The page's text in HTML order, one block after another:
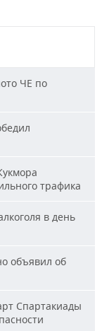
ЧЕ по
трафика
в день
объявил об
Спартакиады